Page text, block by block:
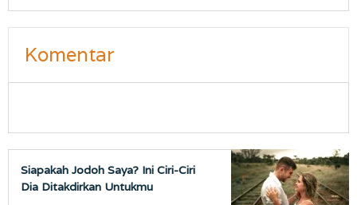
Komentar
Siapakah Jodoh Saya? Ini Ciri-Ciri
Dia Ditakdirkan Untukmu